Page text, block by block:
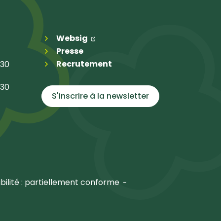
Websig (ouverture dans un nouvel
(ouverture dans un nouvel
Presse
Recrutement
S'inscrire à la newsletter
: partiellement conforme
onglet)